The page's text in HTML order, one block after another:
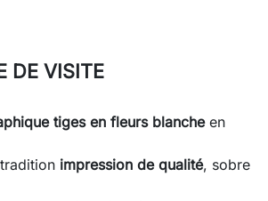
DE VISITE
tiges en fleurs blancheen
impression de qualité, sobre